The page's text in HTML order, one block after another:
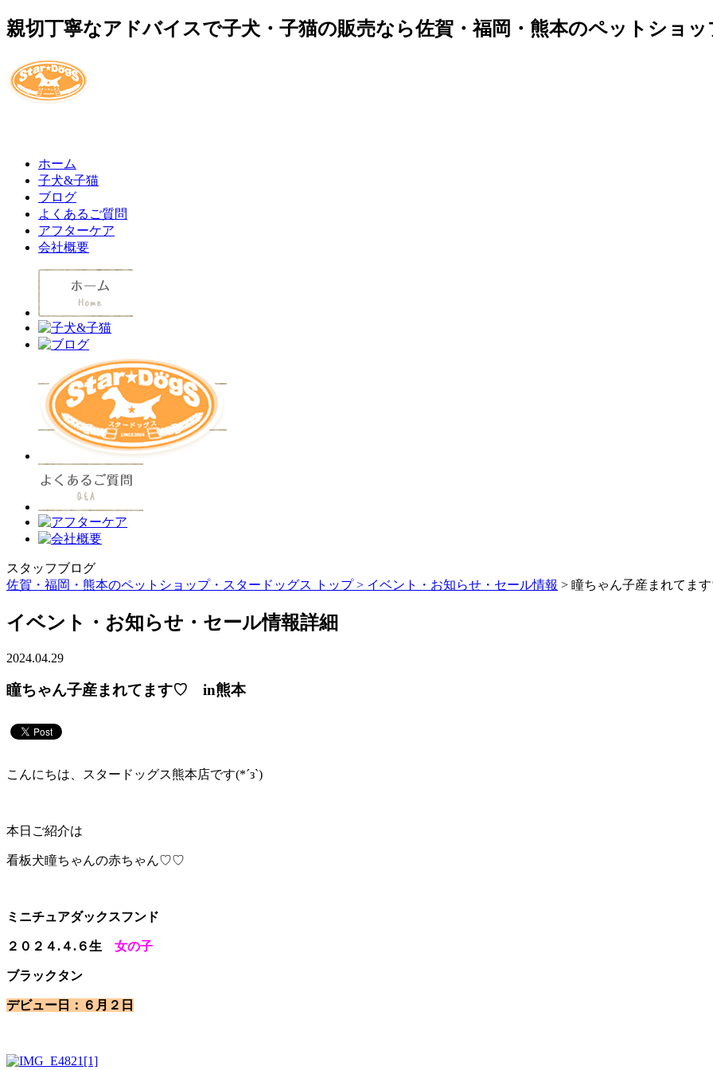
親切丁寧なアドバイスで子犬・子猫の販売なら佐賀・福岡・熊本のペットショ
ホーム
子犬&子猫
ブログ
よくあるご質問
アフターケア
会社概要
スタッフブログ
佐賀・福岡・熊本のペットショップ・スタードッグス トップ > イベント・お知らせ・セール情報 > 瞳ちゃん子産まれてま
イベント・お知らせ・セール情報詳細
2024.04.29
瞳ちゃん子産まれてます♡ in熊本
こんにちは、スタードッグス熊本店です(*´з`)
本日ご紹介は
看板犬瞳ちゃんの赤ちゃん♡♡
ミニチュアダックスフンド
２０２４.４.６生 女の子
ブラックタン
デビュー日：６月２日